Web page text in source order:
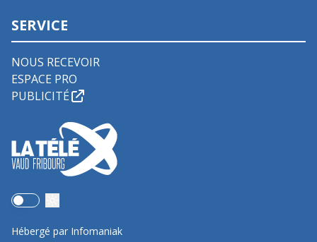
SERVICE
NOUS RECEVOIR
ESPACE PRO
PUBLICITÉ
Use setting
Hébergé par Infomaniak